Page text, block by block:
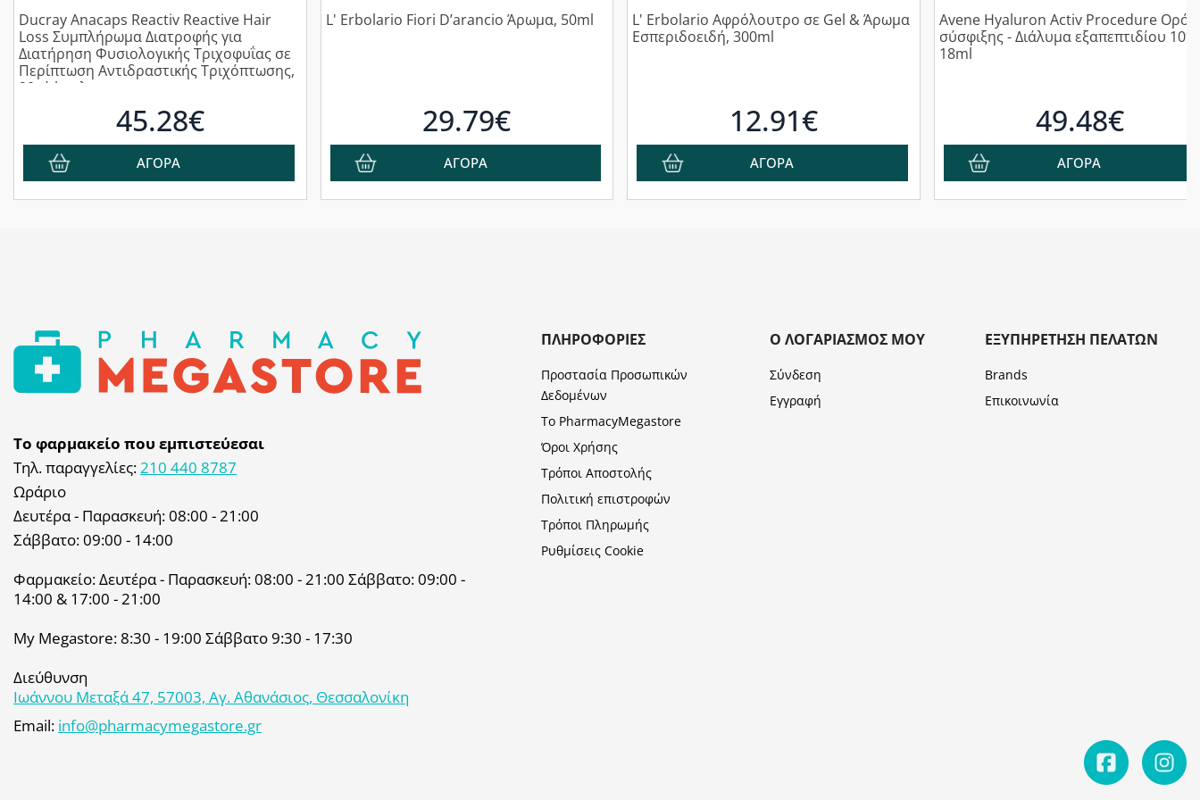
Ducray Anacaps Reactiv Reactive Hair
Loss Συμπλήρωμα Διατροφής για
Διατήρηση Φυσιολογικής Τριχοφυΐας σε
Περίπτωση Αντιδραστικής Τριχόπτωσης,
90κάψουλες
45.28€
ΑΓΟΡΑ
L' Erbolario Fiori D’arancio Άρωμα, 50ml
29.79€
ΑΓΟΡΑ
L' Erbolario Αφρόλουτρο σε Gel & Άρωμα
Εσπεριδοειδή, 300ml
12.91€
ΑΓΟΡΑ
Avene Hyaluron Activ Procedure Ορός
σύσφιξης - Διάλυμα εξαπεπτιδίου 10%,
18ml
49.48€
ΑΓΟΡΑ
Το φαρμακείο που εμπιστεύεσαι
Τηλ. παραγγελίες:210 440 8787
Ωράριο
Δευτέρα - Παρασκευή: 08:00 - 21:00
Σάββατο: 09:00 - 14:00
Φαρμακείο: Δευτέρα - Παρασκευή: 08:00 - 21:00 Σάββατο: 09:00 -
14:00 & 17:00 - 21:00
My Megastore: 8:30 - 19:00 Σάββατο 9:30 - 17:30
Διεύθυνση
Ιωάννου Μεταξά 47, 57003, Αγ. Αθανάσιος, Θεσσαλονίκη
Email: info@pharmacymegastore.gr
ΠΛΗΡΟΦΟΡΊΕΣ
Προστασία Προσωπικών
Δεδομένων
Το PharmacyMegastore
Όροι Χρήσης
Τρόποι Αποστολής
Πολιτική επιστροφών
Τρόποι Πληρωμής
Ρυθμίσεις Cookie
Ο ΛΟΓΑΡΙΑΣΜΌΣ ΜΟΥ
Σύνδεση
Εγγραφή
ΕΞΥΠΗΡΈΤΗΣΗ ΠΕΛΑΤΏΝ
Brands
Επικοινωνία